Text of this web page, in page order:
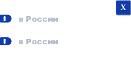
X
X
X